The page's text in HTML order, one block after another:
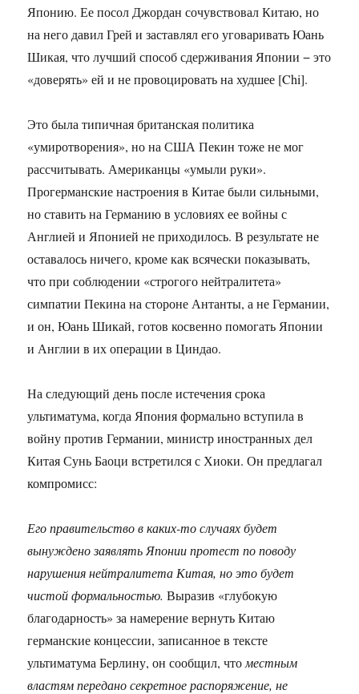
Японию. Ее посол Джордан сочувствовал Китаю, но
на него давил Грей и заставлял его уговаривать Юань
Шикая, что лучший способ сдерживания Японии − это
«доверять» ей и не провоцировать на худшее [Chi].
Это была типичная британская политика
«умиротворения», но на США Пекин тоже не мог
рассчитывать. Американцы «умыли руки».
Прогерманские настроения в Китае были сильными,
но ставить на Германию в условиях ее войны с
Англией и Японией не приходилось. В результате не
оставалось ничего, кроме как всячески показывать,
что при соблюдении «строгого нейтралитета»
симпатии Пекина на стороне Антанты, а не Германии,
и он, Юань Шикай, готов косвенно помогать Японии
и Англии в их операции в Циндао.
На следующий день после истечения срока
ультиматума, когда Япония формально вступила в
войну против Германии, министр иностранных дел
Китая Сунь Баоци встретился с Хиоки. Он предлагал
компромисс:
Его правительство в каких-то случаях будет
вынуждено заявлять Японии протест по поводу
нарушения нейтралитета Китая, но это будет
чистой формальностью.Выразив «глубокую
благодарность» за намерение вернуть Китаю
германские концессии, записанное в тексте
ультиматума Берлину, он сообщил, что местным
властям передано секретное распоряжение, не